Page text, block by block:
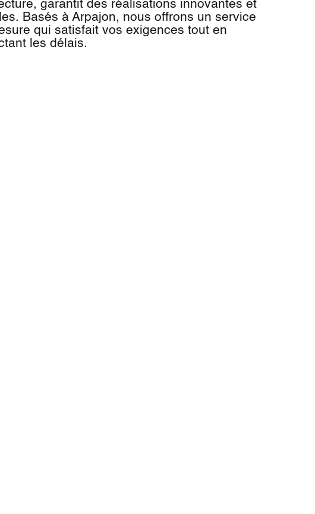
garantit des réalisations innovantes et
Basés à Arpajon, nous offrons un service
qui satisfait vos exigences tout en
les délais.